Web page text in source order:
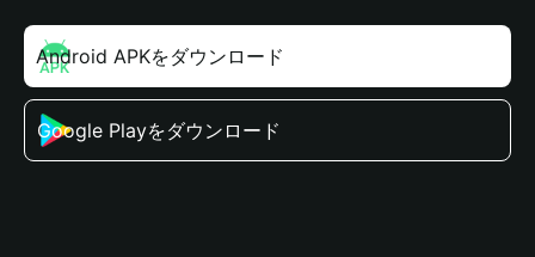
Android APKをダウンロード
Google Playをダウンロード